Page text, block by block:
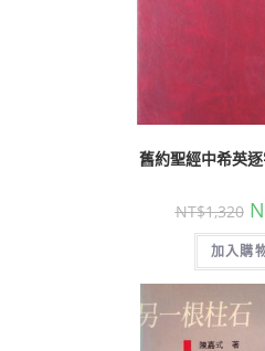
舊約聖經中希英逐
NT$1,320
加入購